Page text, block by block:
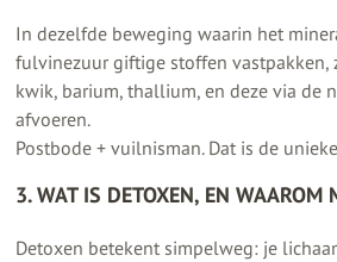
In dezelfde beweging waarin het
fulvinezuur giftige stoffen vastpakken,
kwik, barium, thallium, en deze via de
afvoeren.
Postbode + vuilnisman. Dat is de
3. WAT IS DETOXEN, EN WAAROM
Detoxen betekent simpelweg: je